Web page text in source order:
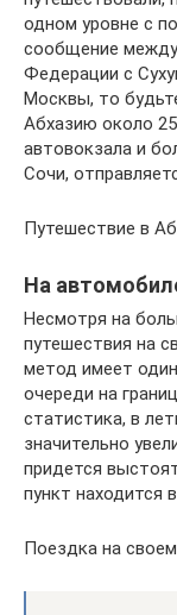
одном уровне с
сообщение
Федерации с
Москвы, то
Абхазию около
автовокзала и
Сочи,
Путешествие в
На
Несмотря на
путешествия на
метод имеет
очереди на
статистика, в
значительно
придется
пункт находится
Поездка на